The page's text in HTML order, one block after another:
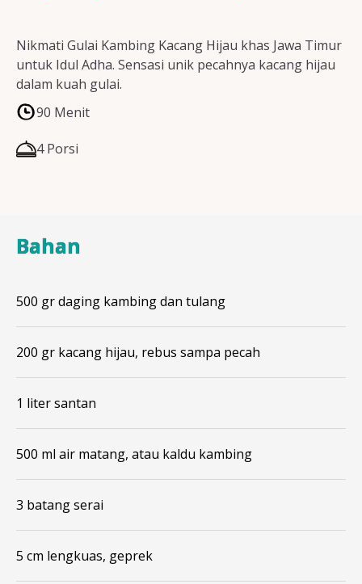
Nikmati Gulai Kambing Kacang Hijau khas Jawa Timur
untuk Idul Adha. Sensasi unik pecahnya kacang hijau
dalam kuah gulai.
90 Menit
4 Porsi
Bahan
500 gr daging kambing dan tulang
200 gr kacang hijau, rebus sampa pecah
1 liter santan
500 ml air matang, atau kaldu kambing
3 batang serai
5 cm lengkuas, geprek